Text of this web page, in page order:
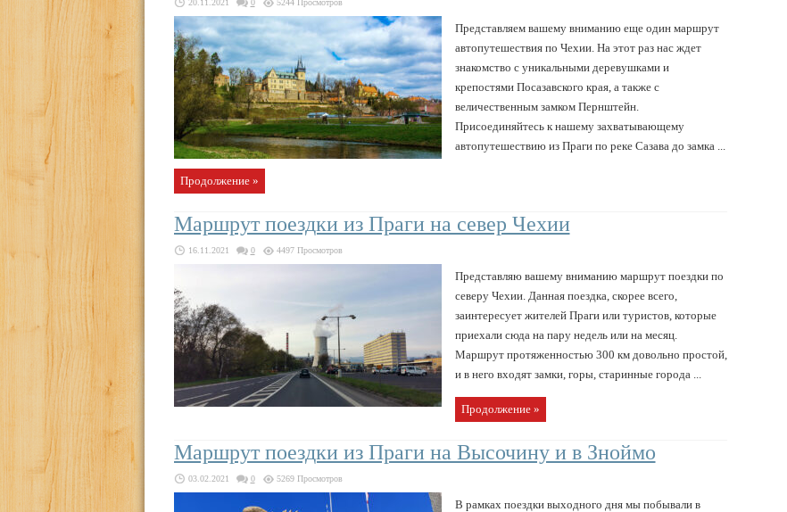
20.11.2021 0 5244 Просмотров
Представляем вашему вниманию еще один маршрут
автопутешествия по Чехии. На этот раз нас ждет
знакомство с уникальными деревушками и
крепостями Посазавского края, а также с
величественным замком Пернштейн.
Присоединяйтесь к нашему захватывающему
автопутешествию из Праги по реке Сазава до замка ...
Продолжение »
Маршрут поездки из Праги на север Чехии
16.11.2021 0 4497 Просмотров
Представляю вашему вниманию маршрут поездки по
северу Чехии. Данная поездка, скорее всего,
заинтересует жителей Праги или туристов, которые
приехали сюда на пару недель или на месяц.
Маршрут протяженностью 300 км довольно простой,
и в него входят замки, горы, старинные города ...
Продолжение »
Маршрут поездки из Праги на Высочину и в Зноймо
03.02.2021 0 5269 Просмотров
В рамках поездки выходного дня мы побывали в